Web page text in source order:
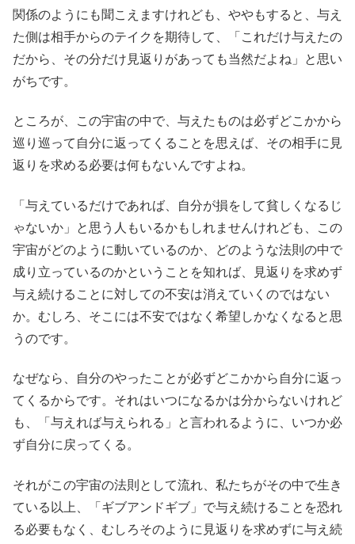
関係のようにも聞こえますけれども、ややもすると、与え
た側は相手からのテイクを期待して、「これだけ与えたの
だから、その分だけ見返りがあっても当然だよね」と思い
がちです。
ところが、この宇宙の中で、与えたものは必ずどこかから
巡り巡って自分に返ってくることを思えば、その相手に見
返りを求める必要は何もないんですよね。
「与えているだけであれば、自分が損をして貧しくなるじ
ゃないか」と思う人もいるかもしれませんけれども、この
宇宙がどのように動いているのか、どのような法則の中で
成り立っているのかということを知れば、見返りを求めず
与え続けることに対しての不安は消えていくのではない
か。むしろ、そこには不安ではなく希望しかなくなると思
うのです。
なぜなら、自分のやったことが必ずどこかから自分に返っ
てくるからです。それはいつになるかは分からないけれど
も、「与えれば与えられる」と言われるように、いつか必
ず自分に戻ってくる。
それがこの宇宙の法則として流れ、私たちがその中で生き
ている以上、「ギブアンドギブ」で与え続けることを恐れ
る必要もなく、むしろそのように見返りを求めずに与え続